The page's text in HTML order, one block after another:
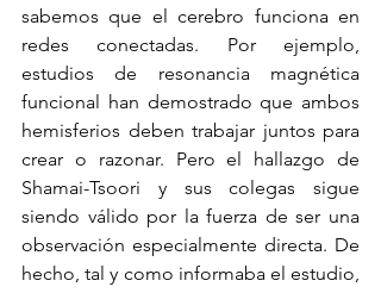
sabemos que el cerebro funciona en
redes conectadas. Por ejemplo,
estudios de resonancia magnética
funcional han demostrado que ambos
hemisferios deben trabajar juntos para
crear o razonar. Pero el hallazgo de
Shamai-Tsoori y sus colegas sigue
siendo válido por la fuerza de ser una
observación especialmente directa. De
hecho, tal y como informaba el estudio,